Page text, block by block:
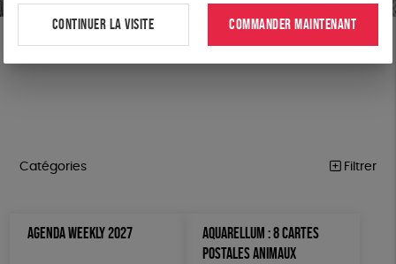
Catégories Filtrer
Par défaut
AGENDA WEEKLY 2027
AQUARELLUM : 8 CARTES
POSTALES ANIMAUX
CONTINUER LA VISITE COMMANDER MAINTENANT